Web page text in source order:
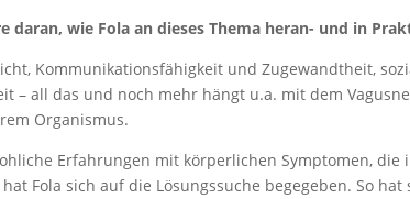
daran, wie Fola an dieses Thema heran- und in
Kommunikationsfähigkeit und Zugewandtheit,
– all das und noch mehr hängt u.a. mit dem
Organismus.
Erfahrungen mit körperlichen Symptomen, die
Fola sich auf die Lösungssuche begegeben. So